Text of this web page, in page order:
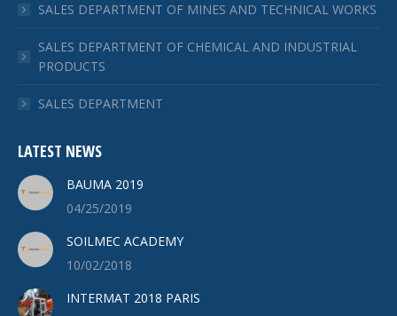
SALES DEPARTMENT OF MINES AND TECHNICAL WORKS
SALES DEPARTMENT OF CHEMICAL AND INDUSTRIAL
PRODUCTS
SALES DEPARTMENT
LATEST NEWS
BAUMA 2019
04/25/2019
SOILMEC ACADEMY
10/02/2018
INTERMAT 2018 PARIS